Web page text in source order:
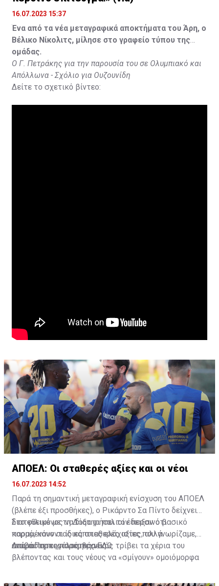
16.07.2023 15:37
Ένα από τα νέα μεταγραφικά αποκτήματα του Άρη, ο
Βέλικο Νίκολιτς, μίλησε στο γραφείο τύπου της
ομάδας.
Ο Γ. Πετράκης για την παρουσία του σε Ολυμπιακό και
Απόλλωνα - Σχόλιο για Ουζουνίδη
Δείτε το σχετικό βίντεο:
ΑΠΟΕΛ: Οι σταθερές αξίες και οι νέοι
16.07.2023 14:52
Παρά τη σημαντική μεταγραφική ενίσχυση του ΑΠΟΕΛ
(βλέπε έξι προσθήκες), ο Ρικάρντο Σα Πίντο δείχνει
διατεθειμένος να διατηρήσει τον περσινό βασικό
κορμό, κάνοντας κάποιες ελάχιστες, αλλά
απαραίτητες παρεμβάσεις.
Στο φιλικό με τη Δόξα οι παλιοί έδειξαν ότι
παραμένουν οι ίδιες σταθερές αξίες που γνωρίζαμε,
ενώ ο Πορτογάλος τεχνικός τρίβει τα χέρια του
βλέποντας και τους νέους να «σμίγουν» ομοιόμορφα
Διαβάστε περισσότεραΕΔΩ.